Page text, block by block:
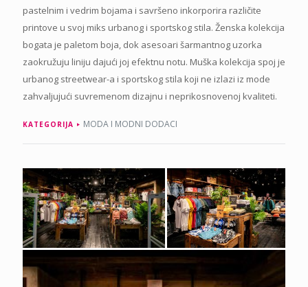
pastelnim i vedrim bojama i savršeno inkorporira različite
printove u svoj miks urbanog i sportskog stila. Ženska kolekcija
bogata je paletom boja, dok asesoari šarmantnog uzorka
zaokružuju liniju dajući joj efektnu notu. Muška kolekcija spoj je
urbanog streetwear-a i sportskog stila koji ne izlazi iz mode
zahvaljujući suvremenom dizajnu i neprikosnovenoj kvaliteti.
KATEGORIJA MODA I MODNI DODACI